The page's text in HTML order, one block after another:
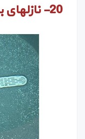
20-